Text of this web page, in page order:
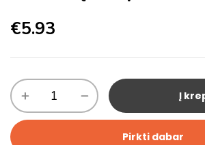
€5.93
Į
Pirkti dabar